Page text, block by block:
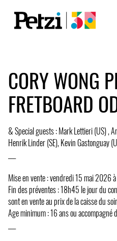
CORY WONG
FRETBOARD
& Special guests : Mark Lettieri (US) ,
Henrik Linder (SE), Kevin Gastonguay
Mise en vente : vendredi 15 mai 2026
Fin des préventes : 18h45 le jour du
sont en vente au prix de la caisse du
Age minimum : 16 ans ou accompagné